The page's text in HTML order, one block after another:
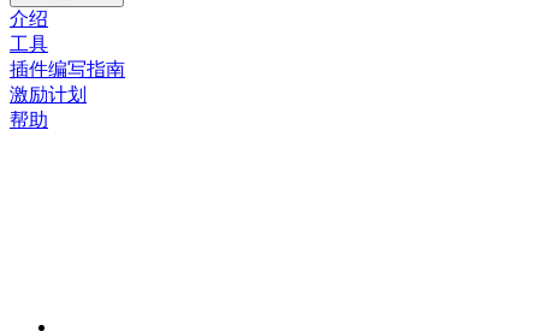
介绍
工具
插件编写指南
激励计划
帮助